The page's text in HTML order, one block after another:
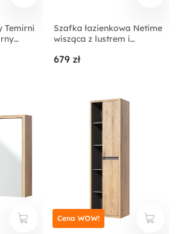
Temirni
Szafka łazienkowa Netime
wisząca z lustrem i
679 zł
Cena WOW!